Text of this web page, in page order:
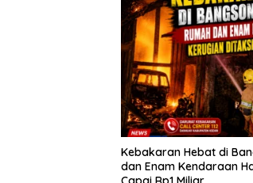
Kebakaran Hebat di
dan Enam Kendaraan